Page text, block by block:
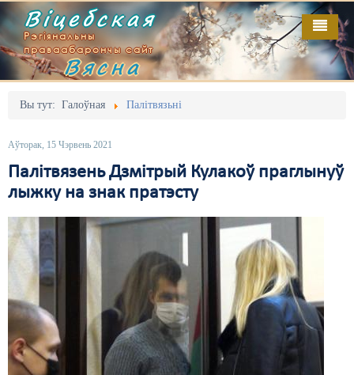
Віцебская
Рэгіянальны
праваабарончы сайт
Вясна
Вы тут: Галоўная Палітвязьні
Аўторак, 15 Чэрвень 2021
Палітвязень Дзмітрый Кулакоў праглынуў
лыжку на знак пратэсту
Галоўная
Адміністрацыйны перасьлед
Безбар'ернае асяродзьдзе
Выбары
Грамадзянскія ініцыятывы
Дзяржава
Дыскрымінацыя
Затрыманьні
Карная псыхіятрыя
Выданьні
Кантакт
Пра нас
RSS